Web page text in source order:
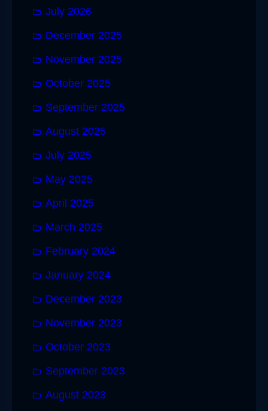
July 2026
December 2025
November 2025
October 2025
September 2025
August 2025
July 2025
May 2025
April 2025
March 2025
February 2024
January 2024
December 2023
November 2023
October 2023
September 2023
August 2023